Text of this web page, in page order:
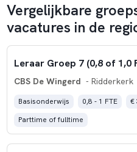
Vergelijkbare
vacatures in de
Leraar Groep 7 (0,8 of 1,0
CBS De Wingerd - Ridderkerk
Basisonderwijs 0,8 - 1 FTE
€
Parttime of fulltime